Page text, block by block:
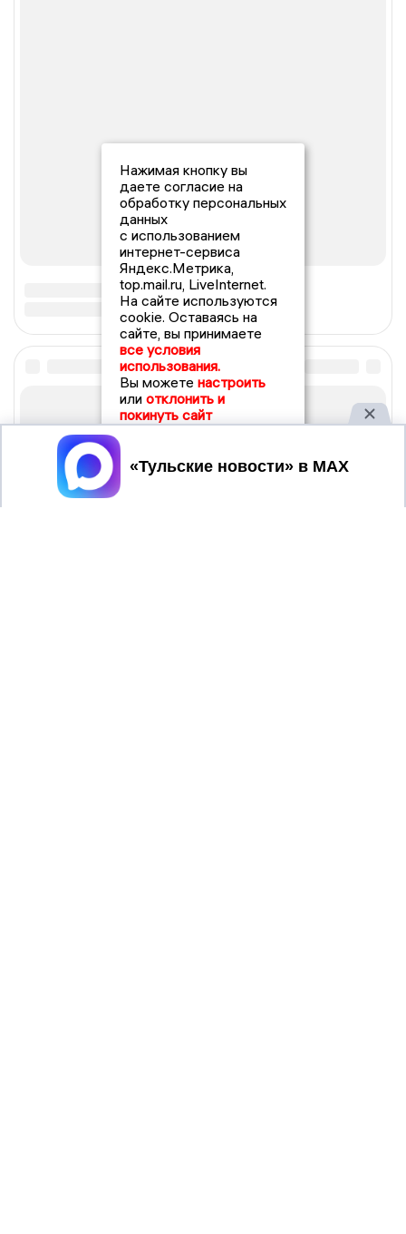
Нажимая кнопку вы
даете согласие на
обработку персональных
данных
с использованием
интернет-сервиса
Яндекс.Метрика,
top.mail.ru, LiveInternet.
На сайте используются
cookie. Оставаясь на
сайте, вы принимаете
все условия
использования.
Вы можете настроить
или отклонить и
покинуть сайт
Принять